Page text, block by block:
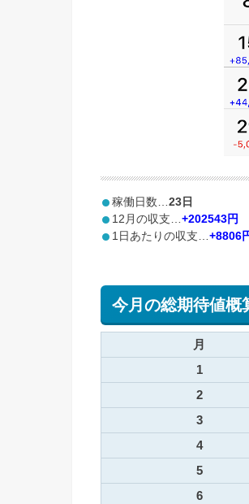
稼働日数…23日
12月の収支…+202543円
1日あたりの収支…+8806
今月の総期待値概
月
1
2
3
4
5
6